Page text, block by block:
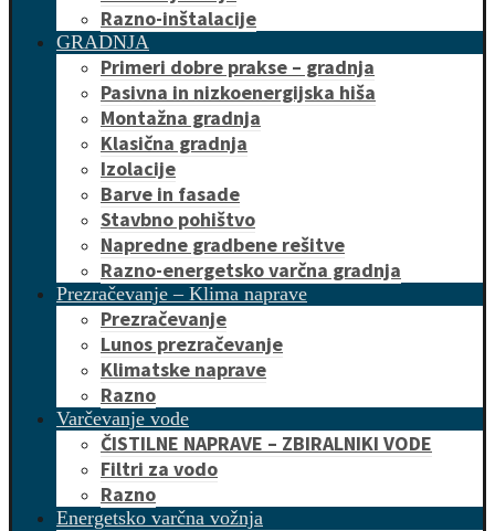
Razno-inštalacije
GRADNJA
Primeri dobre prakse – gradnja
Pasivna in nizkoenergijska hiša
Montažna gradnja
Klasična gradnja
Izolacije
Barve in fasade
Stavbno pohištvo
Napredne gradbene rešitve
Razno-energetsko varčna gradnja
Prezračevanje – Klima naprave
Prezračevanje
Lunos prezračevanje
Klimatske naprave
Razno
Varčevanje vode
ČISTILNE NAPRAVE – ZBIRALNIKI VODE
Filtri za vodo
Razno
Energetsko varčna vožnja